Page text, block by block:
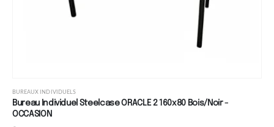
BUREAUX INDIVIDUELS
Bureau Individuel Steelcase ORACLE 2 160x80 Bois/Noir -
OCCASION